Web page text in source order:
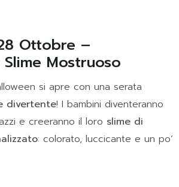
Ottobre –
Mostruoso
si apre con una serata
divertente! I bambini diventeranno
e creeranno il loro slime di
: colorato, luccicante e un po’